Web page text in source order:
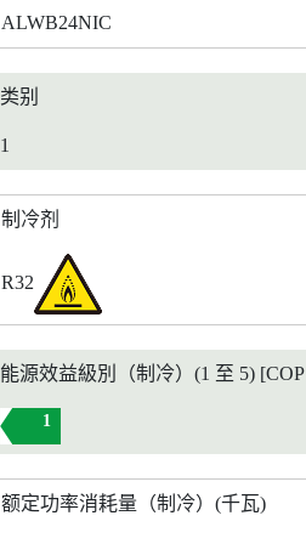
ALWB24NIC
类别
1
制冷剂
R32
能源效益級別（制冷）(1 至 5) [COP
1
额定功率消耗量（制冷）(千瓦)